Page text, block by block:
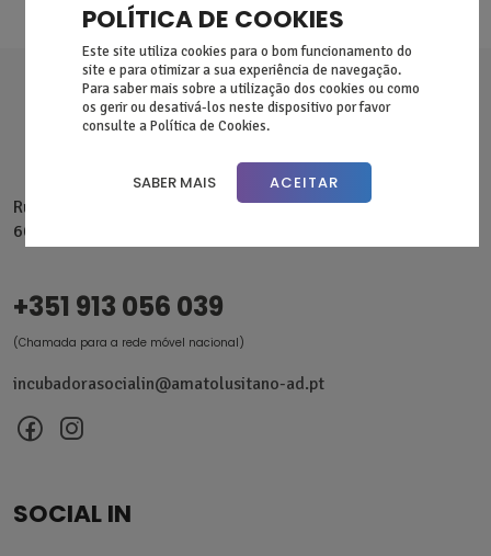
Rua Mousinho Magro nº42,
6000-251 Castelo Branco
+351 913 056 039
(Chamada para a rede móvel nacional)
incubadorasocialin@amatolusitano-ad.pt
SOCIAL IN
POLÍTICA DE COOKIES
Este site utiliza cookies para o bom funcionamento do
site e para otimizar a sua experiência de navegação.
Para saber mais sobre a utilização dos cookies ou como
os gerir ou desativá-los neste dispositivo por favor
consulte a Política de Cookies.
SABER MAIS ACEITAR